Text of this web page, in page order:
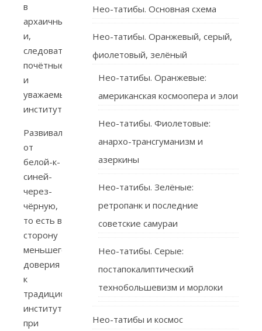
в
архаичные,
и,
следовательно,
почётные
и
уважаемые
институты».
Развивались
от
белой-к-
синей-
через-
чёрную,
то есть в
сторону
меньшего
доверия
к
традиционным
институтам,
при
Нео-татибы. Основная схема
Нео-татибы. Оранжевый, серый,
фиолетовый, зелёный
Нео-татибы. Оранжевые:
американская космоопера и элои
Нео-татибы. Фиолетовые:
анархо-трансгуманизм и
азеркины
Нео-татибы. Зелёные:
ретропанк и последние
советские самураи
Нео-татибы. Серые:
постапокалиптический
технобольшевизм и морлоки
Нео-татибы и космос